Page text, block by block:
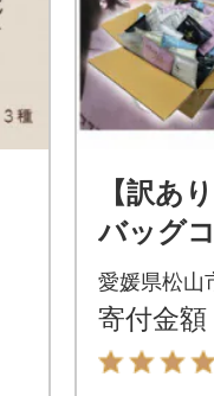
【訳あ
バッグ
合わせ
愛媛県松山
寄付金額